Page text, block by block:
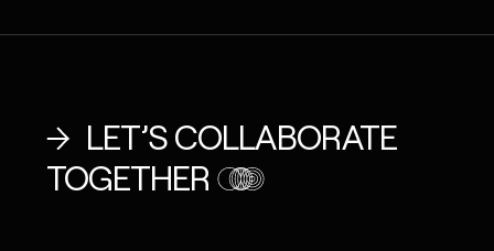
LET’S COLLABORATE
TOGETHER